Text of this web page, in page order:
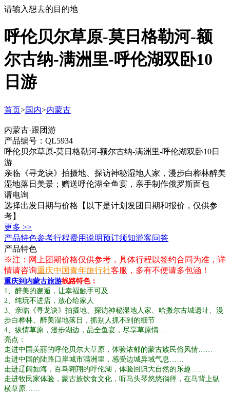
请输入想去的目的地
呼伦贝尔草原-莫日格勒河-额
尔古纳-满洲里-呼伦湖双卧10
日游
首页>国内>内蒙古
内蒙古·跟团游
产品编号：QL5934
呼伦贝尔草原-莫日格勒河-额尔古纳-满洲里-呼伦湖双卧10日
游
亲临《寻龙诀》拍摄地、探访神秘湿地人家，漫步白桦林醉美
湿地落日美景；赠送呼伦湖全鱼宴，亲手制作俄罗斯面包
请电询
选择出发日期与价格 【以下是计划发团日期和报价，仅供参
考】
更多 >>
产品特色参考行程费用说明预订须知游客问答
产品特色
※注：网上团期价格仅供参考，具体行程以签约合同为准，详
情请咨询重庆中国青年旅行社客服，多有不便请多包涵！
重庆到内蒙古旅游线路特色：
1、醉美的邂逅，让幸福触手可及
2、纯玩不进店，放心给家人
3、亲临《寻龙诀》拍摄地、探访神秘湿地人家、哈撒尔古城遗址、漫
步白桦林、醉美湿地落日，抓别人抓不到的细节
4、纵情草原，漫步湖边，品全鱼宴，尽享草原情……
亮点：
走进中国美丽的呼伦贝尔大草原，体验浓郁的蒙古族民俗风情……
走进中国的陆路口岸城市满洲里，感受边城异域气息……
走进辽阔如海，百鸟翱翔的呼伦湖，体验回归大自然的乐趣……
走进牧民家体验，蒙古族饮食文化，听马头琴悠悠徜徉，在马背上纵
横草原……